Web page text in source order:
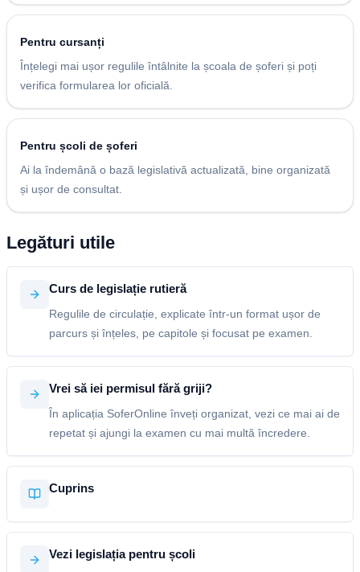
Pentru cursanți
Înțelegi mai ușor regulile întâlnite la școala de șoferi și poți
verifica formularea lor oficială.
Pentru școli de șoferi
Ai la îndemână o bază legislativă actualizată, bine organizată
și ușor de consultat.
Legături utile
Curs de legislație rutieră
Regulile de circulație, explicate într-un format ușor de
parcurs și înțeles, pe capitole și focusat pe examen.
Vrei să iei permisul fără griji?
În aplicația SoferOnline înveți organizat, vezi ce mai ai de
repetat și ajungi la examen cu mai multă încredere.
Cuprins
Vezi legislația pentru școli